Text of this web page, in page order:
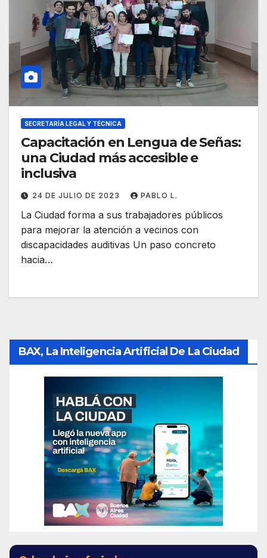
SECRETARÍA LEGAL Y TÉCNICA
Capacitación en Lengua de Señas:
una Ciudad más accesible e
inclusiva
24 DE JULIO DE 2023 PABLO L.
La Ciudad forma a sus trabajadores públicos
para mejorar la atención a vecinos con
discapacidades auditivas Un paso concreto
hacia…
BAX, La Inteligencia Artificial De La Ciudad